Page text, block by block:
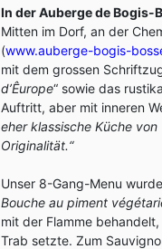
In der Auberge de Bogis-
Mitten im Dorf, an der
(www.auberge-bogis-
mit dem grossen
d’Êurope“ sowie das
Auftritt, aber mit inneren
eher klassische Küche
Originalität.“
Unser 8-Gang-Menu
Bouche au piment
mit der Flamme
Trab setzte. Zum